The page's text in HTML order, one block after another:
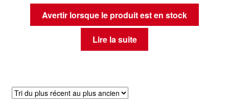
Avertir lorsque le produit est en stock
Lire la suite